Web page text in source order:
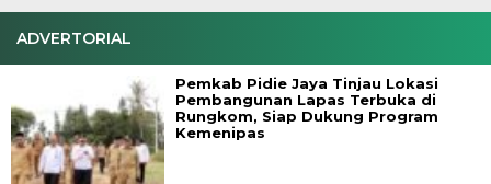
ADVERTORIAL
Pemkab Pidie Jaya Tinjau Lokasi
Pembangunan Lapas Terbuka di
Rungkom, Siap Dukung Program
Kemenipas